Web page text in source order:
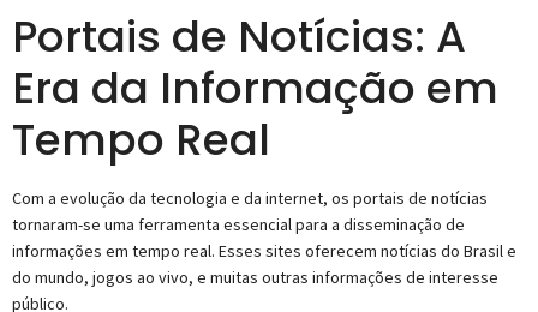
Portais de Notícias: A
Era da Informação em
Tempo Real
Com a evolução da tecnologia e da internet, os portais de notícias
tornaram-se uma ferramenta essencial para a disseminação de
informações em tempo real. Esses sites oferecem notícias do Brasil e
do mundo, jogos ao vivo, e muitas outras informações de interesse
público.